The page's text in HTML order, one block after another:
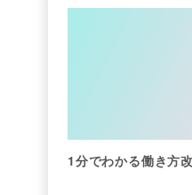
1分でわかる働き方